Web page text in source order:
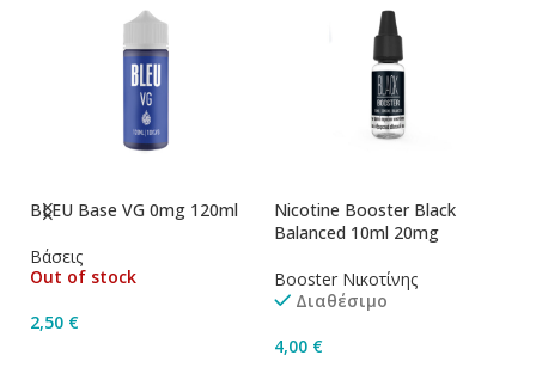
BLEU Base VG 0mg 120ml
Βάσεις
Out of stock
2,50 €
Nicotine Booster Black
Balanced 10ml 20mg
Booster Νικοτίνης
Διαθέσιμο
4,00 €